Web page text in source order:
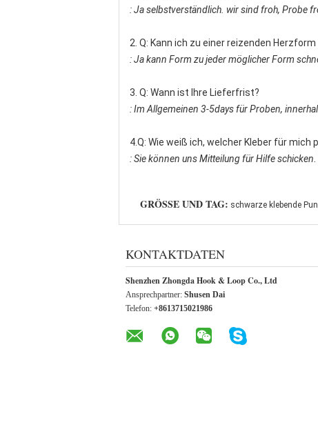
: Ja selbstverständlich. wir sind froh, Probe
2. Q: Kann ich zu einer reizenden
: Ja kann Form zu jeder möglicher Form
3. Q: Wann ist Ihre Lieferfrist?
: Im Allgemeinen 3-5days für Proben,
4.Q: Wie weiß ich, welcher Kleber für mich
: Sie können uns Mitteilung für Hilfe
GRÖSSE UND TAG: schwarze klebende
KONTAKTDATEN
Shenzhen Zhongda Hook & Loop Co., Ltd
Ansprechpartner: Shusen Dai
Telefon: +8613715021986